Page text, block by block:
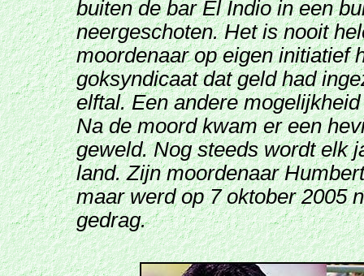
buiten de bar El Indio in een
neergeschoten. Het is nooit
moordenaar op eigen initiatief
goksyndicaat dat geld had
elftal. Een andere
Na de moord kwam er een
geweld. Nog steeds wordt elk
land. Zijn moordenaar
maar werd op 7 oktober 2005
gedrag.